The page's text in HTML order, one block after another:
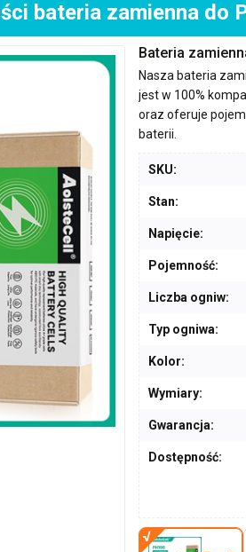
bateria zamienna do
Bateria
Nasza bateria
jest w 100%
oraz oferuje
baterii.
SKU:
Stan:
Napięcie:
Pojemność:
Liczba ogniw:
Typ ogniwa:
Kolor:
Wymiary:
Gwarancja:
Dostępność: